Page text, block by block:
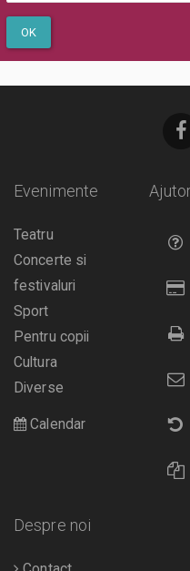
OK
Evenimente
Teatru
Concerte si
festivaluri
Sport
Pentru copii
Cultura
Diverse
Calendar
Despre noi